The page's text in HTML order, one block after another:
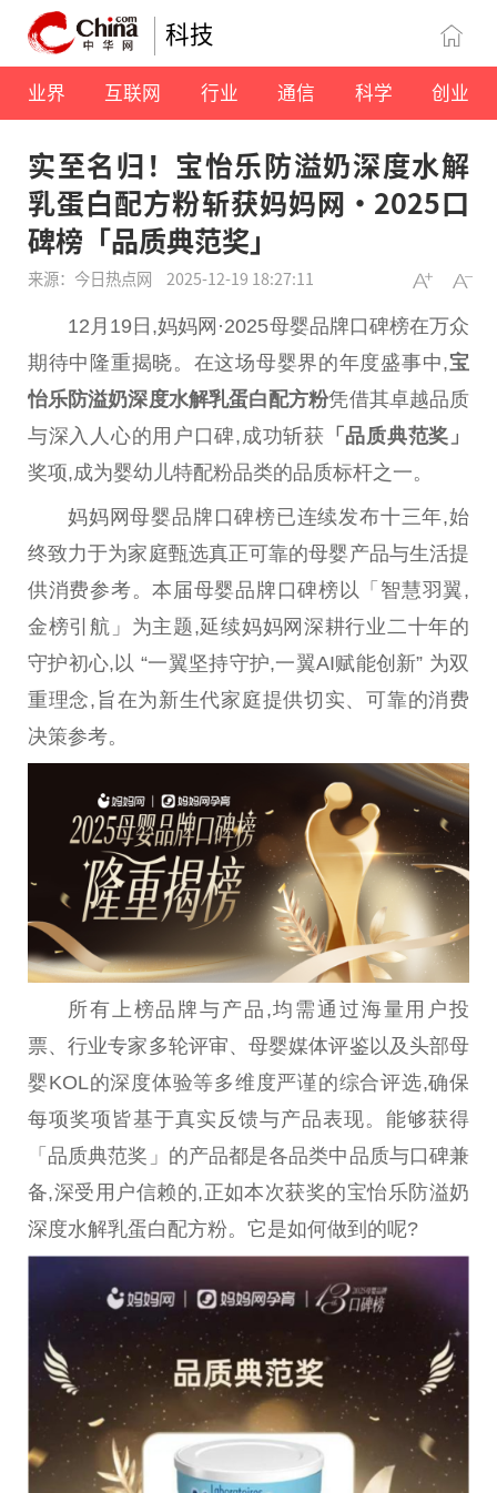
科技
业界 互联网 行业 通信 科学 创业
实至名归！宝怡乐防溢奶深度水解
乳蛋白配方粉斩获妈妈网·2025口
碑榜「品质典范奖」
来源：今日热点网 2025-12-19 18:27:11
12月19日,妈妈网·2025母婴品牌口碑榜在万众
期待中隆重揭晓。在这场母婴界的年度盛事中,宝
怡乐防溢奶深度水解乳蛋白配方粉凭借其卓越品质
与深入人心的用户口碑,成功斩获 「品质典范奖」
奖项,成为婴幼儿特配粉品类的品质标杆之一。
妈妈网母婴品牌口碑榜已连续发布十三年,始
终致力于为家庭甄选真正可靠的母婴产品与生活提
供消费参考。本届母婴品牌口碑榜以「智慧羽翼,
金榜引航」为主题,延续妈妈网深耕行业 二十年的
守护初心,以 “一翼坚持守护,一翼AI赋能创新” 为双
重理念,旨在为新生代家庭提供切实、可靠的消费
决策参考。
所有上榜品牌与产品,均需通过海量用户投
票、行业专家多轮评审、母婴媒体评鉴以及头部母
婴KOL的深度体验等多维度严谨的综合评选,确保
每项奖项皆基于真实反馈与产品表现。能够获得
「品质典范奖」的产品都是各品类中品质与口碑兼
备,深受用户信赖的,正如本次获奖的宝怡乐防溢奶
深度水解乳蛋白配方粉。它是如何做到的呢?